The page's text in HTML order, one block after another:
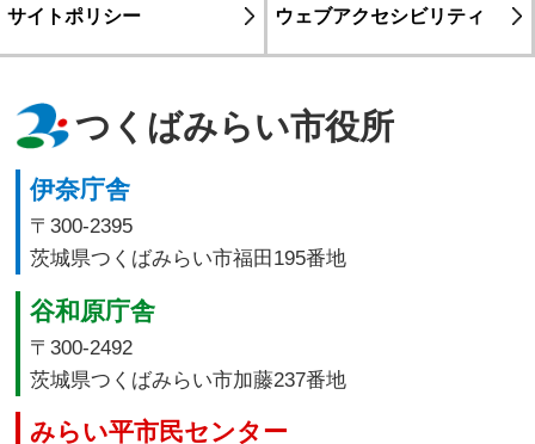
サイトポリシー ウェブアクセシビリティ
つくばみらい市役所
伊奈庁舎
〒300-2395
茨城県つくばみらい市福田195番地
谷和原庁舎
〒300-2492
茨城県つくばみらい市加藤237番地
みらい平市民センター